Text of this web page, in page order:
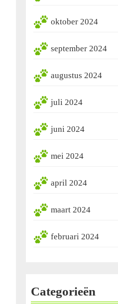
oktober 2024
september 2024
augustus 2024
juli 2024
juni 2024
mei 2024
april 2024
maart 2024
februari 2024
Categorieën